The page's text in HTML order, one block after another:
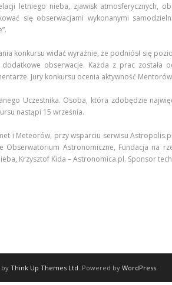
letniego nieba, zjawisk
się obserwacjami wykonanymi
konkursu widać wyraźnie, że podniósł się
obserwacje. Każda z prac
Jury konkursu ocenia aktywność
Uczestnika. Osoba, która zdobędzie
nastąpi 15 września.
i Meteorów, przy wsparciu serwisu
Obserwatorium Astronomiczne, Fundacja na
Krzysztof Kida – Astronomica.pl. Sponsor
Think Up Themes Ltd. Powered by WordPress.